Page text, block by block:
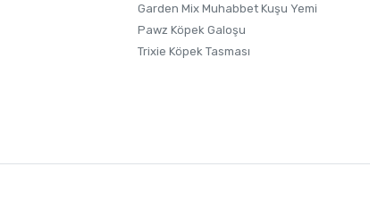
Garden Mix Muhabbet Kuşu Yemi
Pawz Köpek Galoşu
Trixie Köpek Tasması